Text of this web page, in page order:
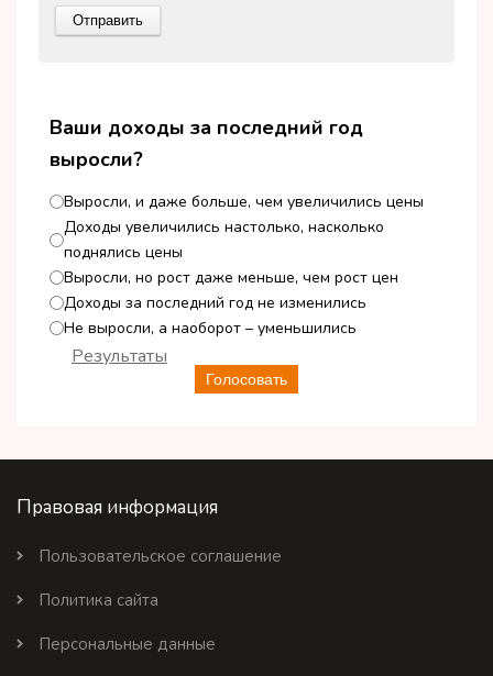
Ваши доходы за последний год
выросли?
Выросли, и даже больше, чем увеличились цены
Доходы увеличились настолько, насколько
поднялись цены
Выросли, но рост даже меньше, чем рост цен
Доходы за последний год не изменились
Не выросли, а наоборот – уменьшились
Голосовать
Результаты
Правовая информация
Пользовательское соглашение
Политика сайта
Персональные данные